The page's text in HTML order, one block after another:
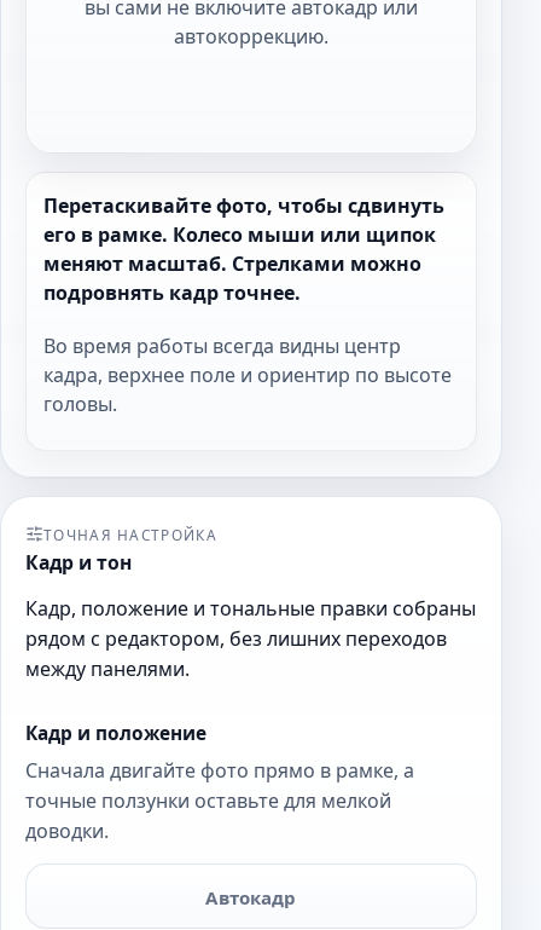
вы сами не включите автокадр или
автокоррекцию.
Перетаскивайте фото, чтобы сдвинуть
его в рамке. Колесо мыши или щипок
меняют масштаб. Стрелками можно
подровнять кадр точнее.
Во время работы всегда видны центр
кадра, верхнее поле и ориентир по высоте
головы.
ТОЧНАЯ НАСТРОЙКА
Кадр и тон
Кадр, положение и тональные правки собраны
рядом с редактором, без лишних переходов
между панелями.
Кадр и положение
Сначала двигайте фото прямо в рамке, а
точные ползунки оставьте для мелкой
доводки.
Автокадр